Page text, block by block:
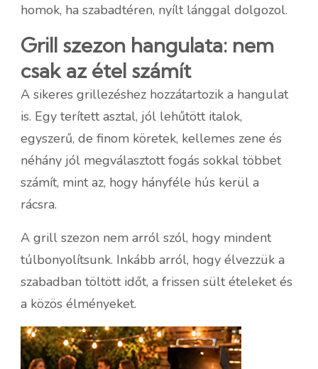
homok, ha szabadtéren, nyílt lánggal dolgozol.
Grill szezon hangulata: nem
csak az étel számít
A sikeres grillezéshez hozzátartozik a hangulat
is. Egy terített asztal, jól lehűtött italok,
egyszerű, de finom köretek, kellemes zene és
néhány jól megválasztott fogás sokkal többet
számít, mint az, hogy hányféle hús kerül a
rácsra.
A grill szezon nem arról szól, hogy mindent
túlbonyolítsunk. Inkább arról, hogy élvezzük a
szabadban töltött időt, a frissen sült ételeket és
a közös élményeket.